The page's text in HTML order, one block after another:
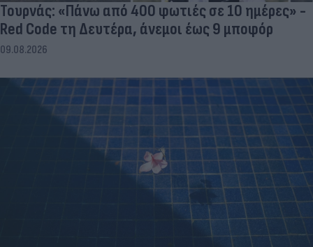
Τουρνάς: «Πάνω από 400 φωτιές σε 10 ημέρες» -
Red Code τη Δευτέρα, άνεμοι έως 9 μποφόρ
09.08.2026